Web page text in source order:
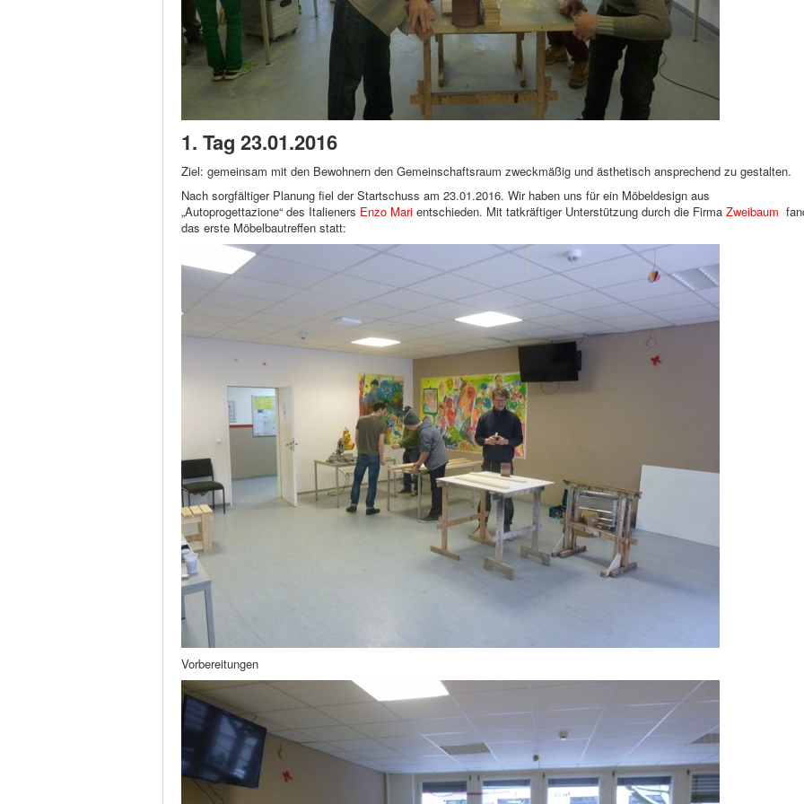
1. Tag 23.01.2016
Ziel: gemeinsam mit den Bewohnern den Gemeinschaftsraum zweckmäßig und ästhetisch ansprechend zu gestalten.
Nach sorgfältiger Planung fiel der Startschuss am 23.01.2016. Wir haben uns für ein Möbeldesign aus
„Autoprogettazione“ des Italieners Enzo Mari entschieden. Mit tatkräftiger Unterstützung durch die Firma Zweibaum
das erste Möbelbautreffen statt:
Vorbereitungen